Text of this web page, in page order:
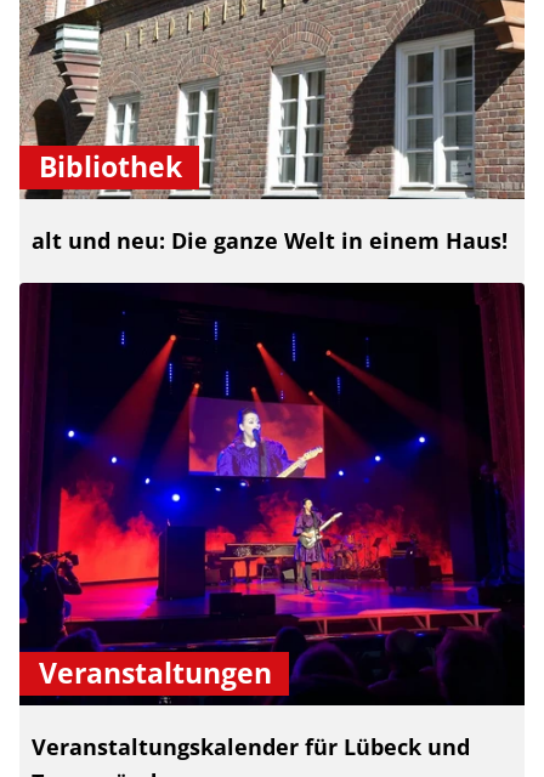
Bibliothek
alt und neu: Die ganze Welt in einem Haus!
Veranstaltungen
Veranstaltungskalender für Lübeck und